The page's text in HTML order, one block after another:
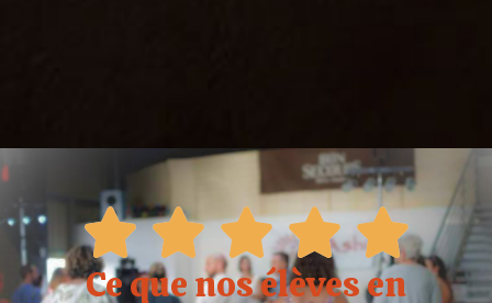
Ce que nos élèves en